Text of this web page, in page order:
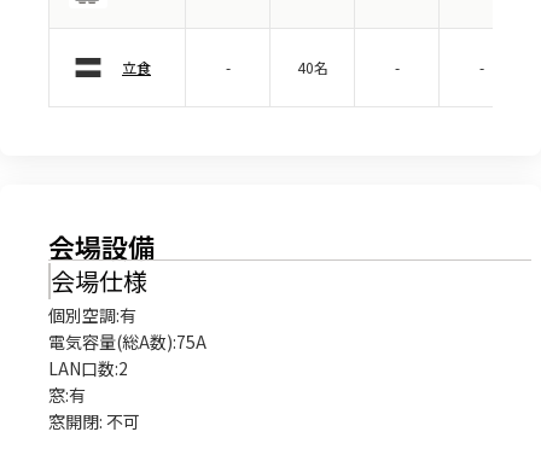
立食 - 40名 - -
会場設備
会場仕様
個別空調:有
電気容量(総A数):75A
LAN口数:2
窓:有
窓開閉: 不可